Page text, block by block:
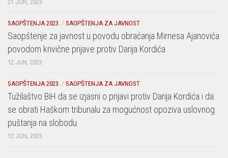
21 JUN, 2023
SAOPŠTENJA 2023. / SAOPŠTENJA ZA JAVNOST
Saopštenje za javnost u povodu obraćanja Mirnesa Ajanovića
povodom krivične prijave protiv Darija Kordića
12 JUN, 2023
SAOPŠTENJA 2023. / SAOPŠTENJA ZA JAVNOST
Tužilaštvo BiH da se izjasni o prijavi protiv Darija Kordića i da
se obrati Haškom tribunalu za mogućnost opoziva uslovnog
puštanja na slobodu
12 JUN, 2023